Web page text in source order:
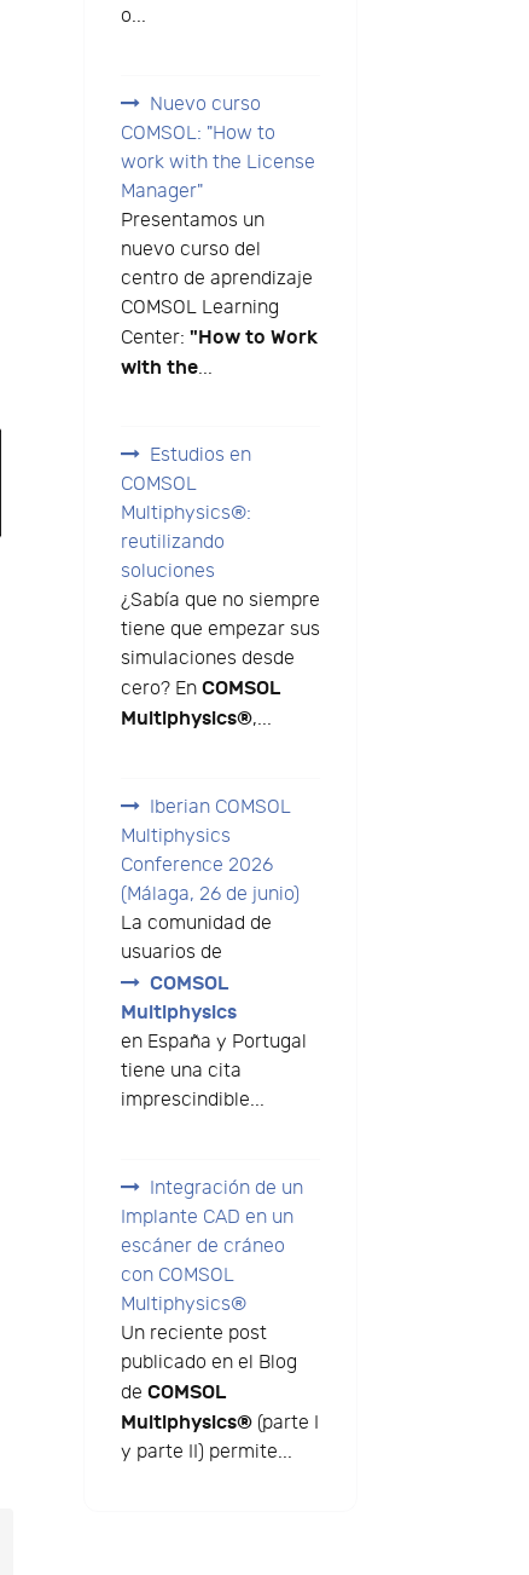
o...
Nuevo curso
COMSOL: "How to
work with the License
Manager"
Presentamos un
nuevo curso del
centro de aprendizaje
COMSOL Learning
Center: "How to Work
with the...
Estudios en
COMSOL
Multiphysics®:
reutilizando
soluciones
¿Sabía que no siempre
tiene que empezar sus
simulaciones desde
cero? EnCOMSOL
Multiphysics®,...
Iberian COMSOL
Multiphysics
Conference 2026
(Málaga, 26 de junio)
La comunidad de
usuarios de
COMSOL
Multiphysics
en España y Portugal
tiene una cita
imprescindible...
Integración de un
Implante CAD en un
escáner de cráneo
con COMSOL
Multiphysics®
Un reciente post
publicado en el Blog
de COMSOL
Multiphysics®(parte I
y parte II) permite...